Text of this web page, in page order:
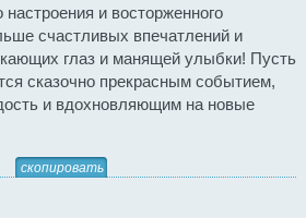
и восторженного
счастливых впечатлений и
глаз и манящей улыбки! Пусть
сказочно прекрасным событием,
и вдохновляющим на новые
скопировать